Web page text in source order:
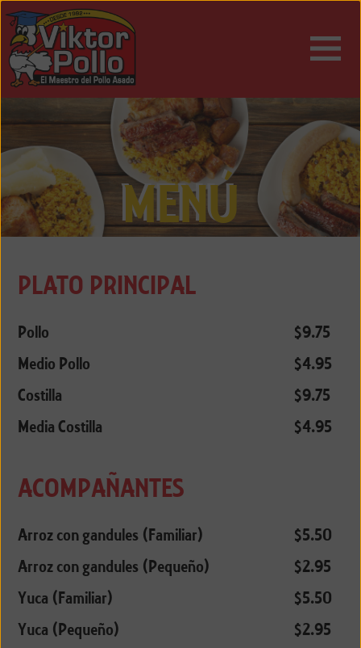
ESPAÑOL
MENÚ
PLATO PRINCIPAL
Pollo
$9.75
Medio Pollo
$4.95
Costilla
$9.75
Media Costilla
$4.95
ACOMPAÑANTES
Arroz con gandules (Familiar)
$5.50
Arroz con gandules (Pequeño)
$2.95
Yuca (Familiar)
$5.50
Yuca (Pequeño)
$2.95